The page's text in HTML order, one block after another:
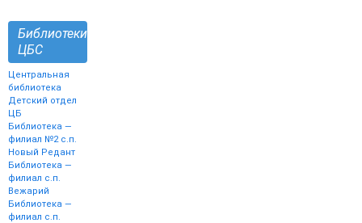
Библиотеки
ЦБС
Центральная
библиотека
Детский отдел
ЦБ
Библиотека —
филиал №2 с.п.
Новый Редант
Библиотека —
филиал с.п.
Вежарий
Библиотека —
филиал с.п.